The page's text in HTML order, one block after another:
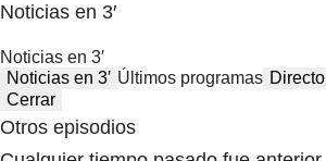
Noticias en 3′
Noticias en 3′
Noticias en 3′ Últimos programas Directo
Cerrar
Otros episodios